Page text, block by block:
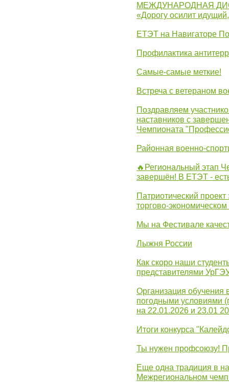
МЕЖДУНАРОДНАЯ
«Дорогу осилит
ЕТЭТ на Навигаторе
Профилактика
Самые-самые меткие!
Встреча с ветераном
Поздравляем
наставников с
Чемпионата
Районная военно-
🔥Региональный этап
завершён! В ЕТЭТ -
Патриотический
торгово-
Мы на Фестивале
Лыжня России
Как скоро наши
представителями
Организация обучения
погодными условиями
на 22.01.2026 и 23.01
Итоги конкурса
Ты нужен профсоюзу!
Еще одна традиция в
Межрегиональном